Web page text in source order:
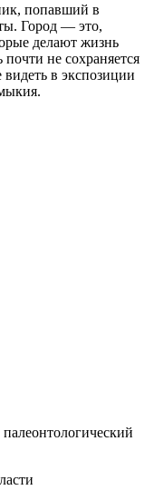
попавший в
Город — это,
делают жизнь
не сохраняется
в экспозиции